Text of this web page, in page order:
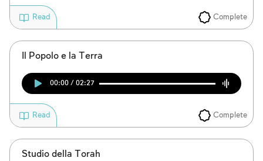
Complete
Read
Il Popolo e la Terra
00:00 / 02:27
Complete
Read
Studio della Torah